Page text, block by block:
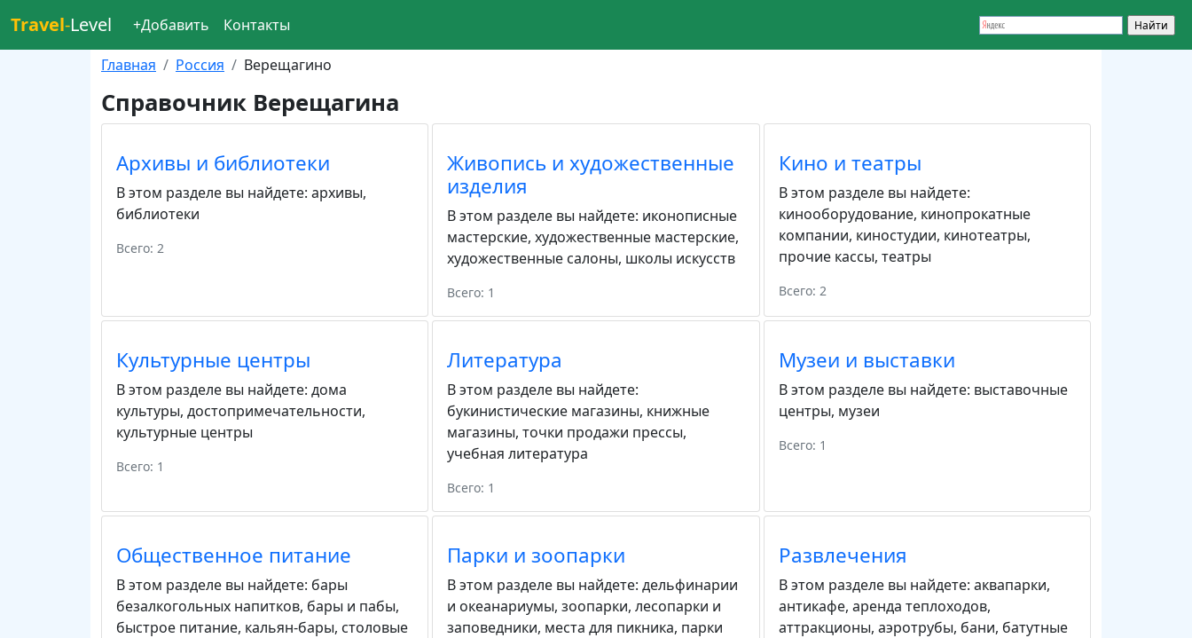
Travel-Level +Добавить Контакты
Главная Россия Верещагино
Справочник Верещагина
Архивы и библиотеки
В этом разделе вы найдете: архивы,
библиотеки
Всего: 2
Живопись и художественные
изделия
В этом разделе вы найдете: иконописные
мастерские,художественные мастерские,
художественные салоны, школы искусств
Всего: 1
Кино и театры
В этом разделе вы найдете:
кинооборудование, кинопрокатные
компании, киностудии, кинотеатры,
прочие кассы, театры
Всего: 2
Культурные центры
В этом разделе вы найдете: дома
культуры, достопримечательности,
культурные центры
Всего: 1
Литература
В этом разделе вы найдете:
букинистические магазины, книжные
магазины,точки продажи прессы,
учебная литература
Всего: 1
Музеи и выставки
В этом разделе вы найдете: выставочные
центры, музеи
Всего: 1
Общественное питание
В этом разделе вы найдете: бары
безалкогольных напитков, бары и пабы,
быстрое питание, кальян-бары, столовые
Парки и зоопарки
В этом разделе вы найдете:дельфинарии
и океанариумы,зоопарки,лесопарки и
заповедники, места для пикника, парки
Развлечения
В этом разделе вы найдете: аквапарки,
антикафе, аренда теплоходов,
аттракционы, аэротрубы, бани, батутные